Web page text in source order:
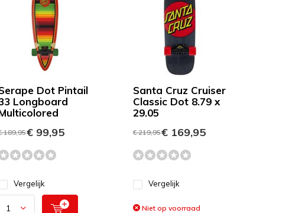
Dot Pintail
Longboard
189,95€ 99,95
Vergelijk
Santa Cruz Cruiser
Classic Dot 8.79 x
29.05
€ 219,95€ 169,95
Vergelijk
Niet op voorraad